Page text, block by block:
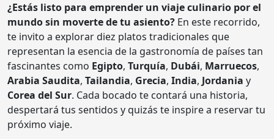
¿Estás listo para emprender un viaje culinario por el
mundo sin moverte de tu asiento? En este recorrido,
te invito a explorar diez platos tradicionales que
representan la esencia de la gastronomía de países tan
fascinantes como Egipto, Turquía, Dubái, Marruecos,
Arabia Saudita, Tailandia, Grecia, India, Jordania y
Corea del Sur. Cada bocado te contará una historia,
despertará tus sentidos y quizás te inspire a reservar tu
próximo viaje.